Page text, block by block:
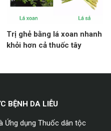
Trị ghẻ bằng lá xoan nhanh
khỏi hơn cả thuốc tây
BỆNH DA LIỄU
Ứng dụng Thuốc dân tộc